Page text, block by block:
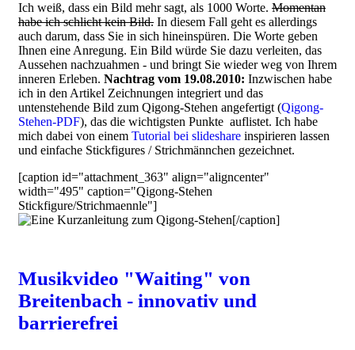
Ich weiß, dass ein Bild mehr sagt, als 1000 Worte. Momentan
habe ich schlicht kein Bild. In diesem Fall geht es allerdings
auch darum, dass Sie in sich hineinspüren. Die Worte geben
Ihnen eine Anregung. Ein Bild würde Sie dazu verleiten, das
Aussehen nachzuahmen - und bringt Sie wieder weg von Ihrem
inneren Erleben. Nachtrag vom 19.08.2010: Inzwischen habe
ich in den Artikel Zeichnungen integriert und das
untenstehende Bild zum Qigong-Stehen angefertigt (Qigong-
Stehen-PDF), das die wichtigsten Punkte auflistet. Ich habe
mich dabei von einem Tutorial bei slideshare inspirieren lassen
und einfache Stickfigures / Strichmännchen gezeichnet.
[caption id="attachment_363" align="aligncenter"
width="495" caption="Qigong-Stehen
Stickfigure/Strichmaennle"]
[/caption]
Musikvideo "Waiting" von
Breitenbach - innovativ und
barrierefrei